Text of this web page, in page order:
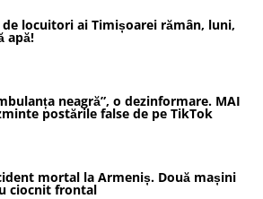
de locuitori ai Timișoarei rămân, luni,
apă!
neagră”, o dezinformare. MAI
postările false de pe TikTok
mortal la Armeniș. Două mașini
ciocnit frontal